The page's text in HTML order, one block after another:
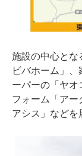
施設の中心とな
ビバホーム」
ーパーの「ヤオ
フォーム「アー
アシス」などを